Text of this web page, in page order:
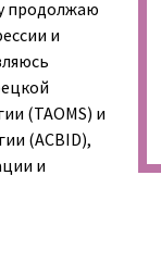
продолжаю
и
(TAOMS) и
(ACBID),
и